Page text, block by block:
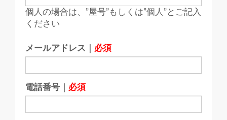
個人の場合は、”屋号”もしくは”個人”とご記入
ください
メールアドレス｜ 必須
電話番号｜ 必須